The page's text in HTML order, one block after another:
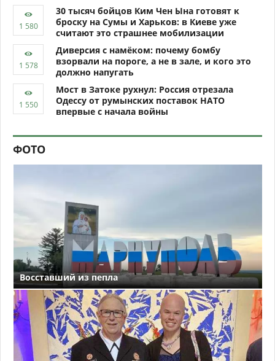
30 тысяч бойцов Ким Чен Ына готовят к
броску на Сумы и Харьков: в Киеве уже
считают это страшнее мобилизации
Диверсия с намёком: почему бомбу
взорвали на пороге, а не в зале, и кого это
должно напугать
Мост в Затоке рухнул: Россия отрезала
Одессу от румынских поставок НАТО
впервые с начала войны
ФОТО
Восставший из пепла